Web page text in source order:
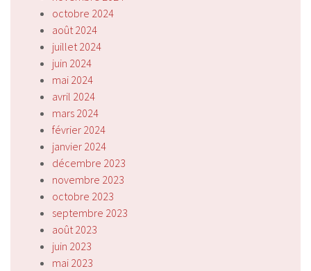
octobre 2024
août 2024
juillet 2024
juin 2024
mai 2024
avril 2024
mars 2024
février 2024
janvier 2024
décembre 2023
novembre 2023
octobre 2023
septembre 2023
août 2023
juin 2023
mai 2023